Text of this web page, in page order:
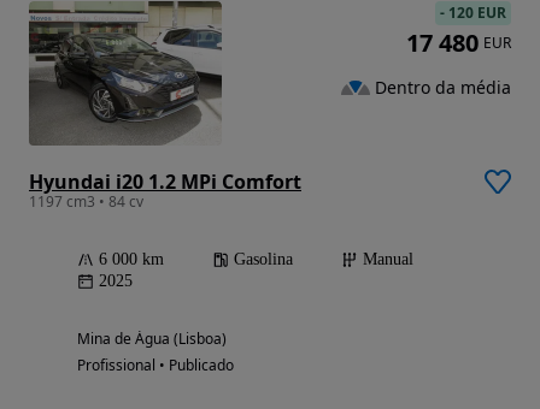
Hyundai i20 1.2 MPi Comfort
1197 cm3 • 84 cv
6 000 km Gasolina
Manual
2025
Mina de Água (Lisboa)
Profissional • Publicado
- 120 EUR
17 480 EUR
Dentro da média